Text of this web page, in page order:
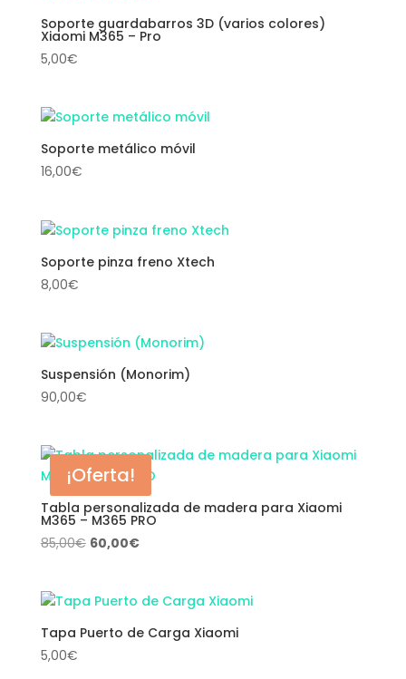
Soporte guardabarros 3D (varios colores)
Xiaomi M365 – Pro
5,00€
Soporte metálico móvil
16,00€
Soporte pinza freno Xtech
8,00€
Suspensión (Monorim)
90,00€
¡Oferta!
Tabla personalizada de madera para Xiaomi
M365 – M365 PRO
85,00€ El
era:
85,00€.
60,00€El
es:
60,00€.
Tapa Puerto de Carga Xiaomi
5,00€